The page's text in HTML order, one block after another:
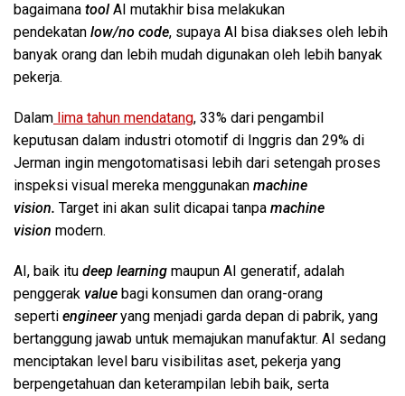
bagaimana tool AI mutakhir bisa melakukan
pendekatan low/no code, supaya AI bisa diakses oleh lebih
banyak orang dan lebih mudah digunakan oleh lebih banyak
pekerja.
Dalam lima tahun mendatang, 33% dari pengambil
keputusan dalam industri otomotif di Inggris dan 29% di
Jerman ingin mengotomatisasi lebih dari setengah proses
inspeksi visual mereka menggunakan machine
vision. Target ini akan sulit dicapai tanpa machine
vision modern.
AI, baik itu deep learning maupun AI generatif, adalah
penggerak value bagi konsumen dan orang-orang
seperti engineeryang menjadi garda depan di pabrik, yang
bertanggung jawab untuk memajukan manufaktur. AI sedang
menciptakan level baru visibilitas aset, pekerja yang
berpengetahuan dan keterampilan lebih baik, serta